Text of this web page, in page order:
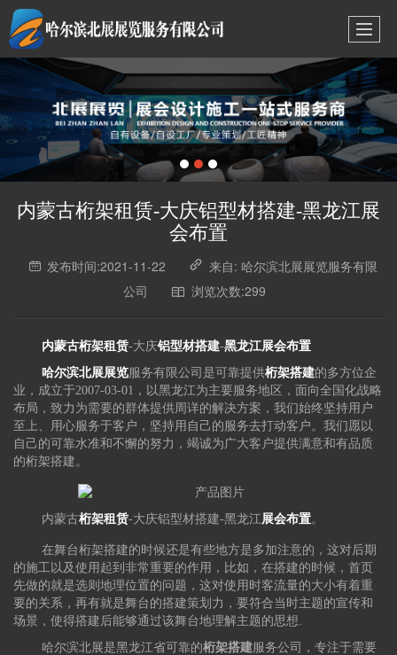
内蒙古桁架租赁-大庆铝型材搭建-黑龙江展
会布置
发布时间:2021-11-22
来自: 哈尔滨北展展览服务有限
公司
浏览次数:299
内蒙古桁架租赁-大庆铝型材搭建-黑龙江展会布置
哈尔滨北展展览 服务有限公司是可靠提供桁架搭建的多方位企
业，成立于2007-03-01，以黑龙江为主要服务地区，面向全国化战略
布局，致力为需要的群体提供周详的解决方案，我们始终坚持用户
至上、用心服务于客户，坚持用自己的服务去打动客户。我们愿以
自己的可靠水准和不懈的努力，竭诚为广大客户提供满意和有品质
的桁架搭建。
内蒙古桁架租赁-大庆铝型材搭建-黑龙江 展会布置。
在舞台桁架搭建的时候还是有些地方是多加注意的，这对后期
的施工以及使用起到非常重要的作用，比如，在搭建的时候，首页
先做的就是选则地理位置的问题，这对使用时客流量的大小有着重
要的关系，再有就是舞台的搭建策划力，要符合当时主题的宣传和
场景，使得搭建后能够通过该舞台地理解主题的思想.
哈尔滨北展是黑龙江省可靠的桁架搭建 服务公司，专注于需要